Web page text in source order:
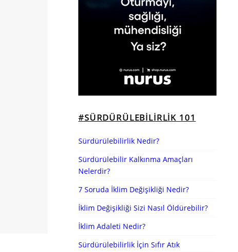
#SÜRDÜRÜLEBILIRLIK 101
Sürdürülebilirlik Nedir?
Sürdürülebilir Kalkınma Amaçları
Nelerdir?
7 Soruda İklim Değişikliği Nedir?
İklim Değişikliği Sizi Nasıl Öldürebilir?
İklim Adaleti Nedir?
Sürdürülebilirlik İçin Sıfır Atık